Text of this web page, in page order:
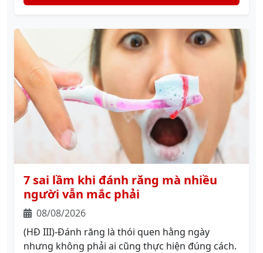
7 sai lầm khi đánh răng mà nhiều
người vẫn mắc phải
08/08/2026
(HĐ III)-Đánh răng là thói quen hằng ngày
nhưng không phải ai cũng thực hiện đúng cách.